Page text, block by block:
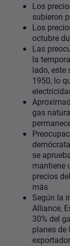
Los
subieron
Los
octubre
Las
la
lado, este
1950, lo
gas
se
mantiene
precios
más
Según la
Alliance,
30% del
planes de